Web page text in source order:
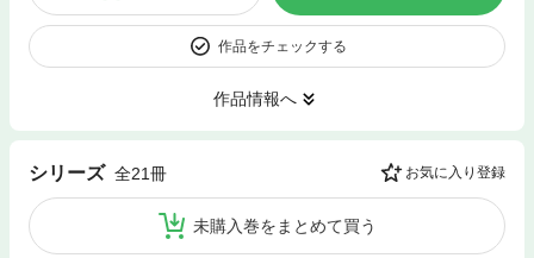
作品をチェックする
作品情報へ
シリーズ 全21冊 お気に入り登録
未購入巻をまとめて買う